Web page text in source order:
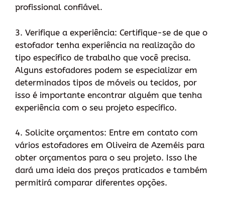
profissional confiável.
3. Verifique a experiência: Certifique-se de que o
estofador tenha experiência na realização do
tipo específico de trabalho que você precisa.
Alguns estofadores podem se especializar em
determinados tipos de móveis ou tecidos, por
isso é importante encontrar alguém que tenha
experiência com o seu projeto específico.
4. Solicite orçamentos: Entre em contato com
vários estofadores em Oliveira de Azeméis para
obter orçamentos para o seu projeto. Isso lhe
dará uma ideia dos preços praticados e também
permitirá comparar diferentes opções.